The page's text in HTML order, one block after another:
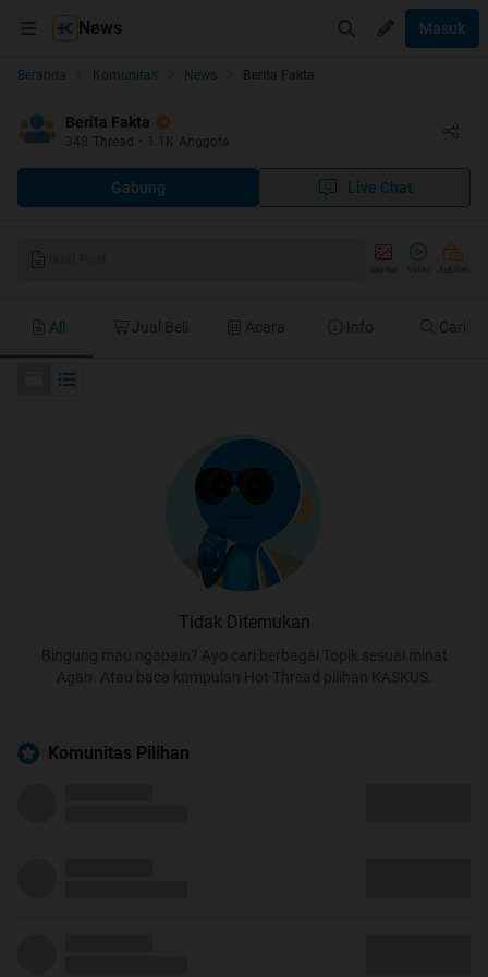
News Masuk
Beranda Komunitas News Berita Fakta
Berita Fakta
348 Thread • Anggota
Gabung Live Chat
All Jual Beli Acara Info Cari
Tidak Ditemukan
Bingung mau ngapain? Ayo cari berbagai Topik sesuai minat
Agan. Atau baca kumpulan Hot Thread pilihan KASKUS.
Komunitas Pilihan